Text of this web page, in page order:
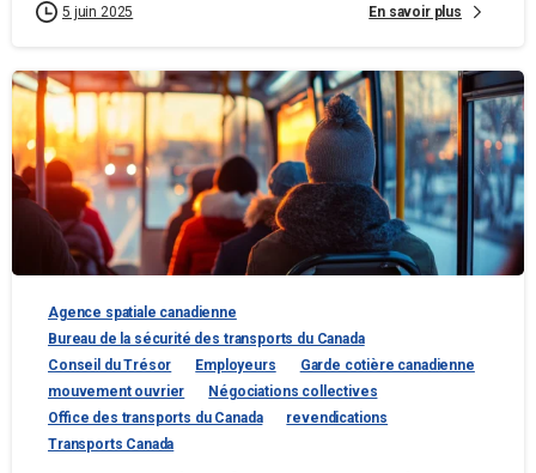
5 juin 2025 En savoir plus
Agence spatiale canadienne
Bureau de la sécurité des transports du Canada
Conseil du Trésor
Employeurs
Garde cotière canadienne
mouvement ouvrier
Négociations collectives
Office des transports du Canada
revendications
Transports Canada